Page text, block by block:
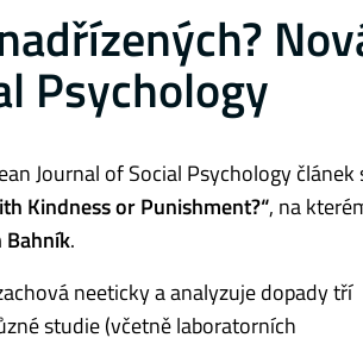
Psychology
Journal of Social Psychology článek
Kindness or Punishment?“, na
Bahník.
neeticky a analyzuje dopady tří
studie (včetně laboratorních